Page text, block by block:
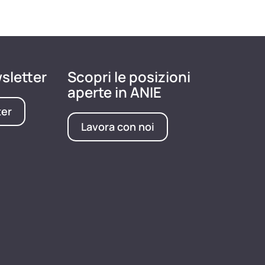
Scopri le posizioni
aperte in ANIE
Lavora con noi